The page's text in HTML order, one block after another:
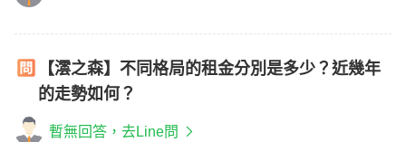
【澐之森】不同格局的租金分別是多少？近幾年
的走勢如何？
暫無回答，去Line問